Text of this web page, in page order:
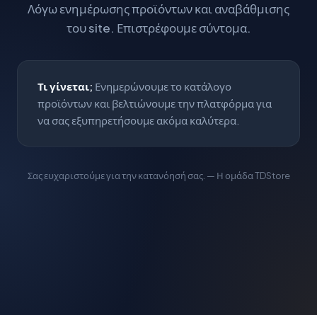
Λόγω ενημέρωσης προϊόντων και αναβάθμισης
του site. Επιστρέφουμε σύντομα.
Τι γίνεται; Ενημερώνουμε το κατάλογο
προϊόντων και βελτιώνουμε την πλατφόρμα για
να σας εξυπηρετήσουμε ακόμα καλύτερα.
Σας ευχαριστούμε για την κατανόησή σας. — Η ομάδα TDStore